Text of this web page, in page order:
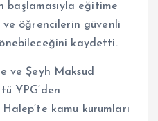
başlamasıyla eğitime
ve öğrencilerin güvenli
kaydetti.
ve Şeyh Maksud
YPG’den
Halep’te kamu kurumları